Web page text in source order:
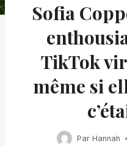
Sofia
TikTok
même si
Par Hannah